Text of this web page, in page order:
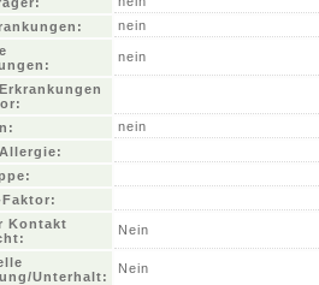
nein
nein
nein
Kontakt
Nein
Unterhalt:
Nein